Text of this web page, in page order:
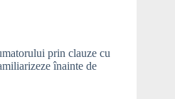
prin clauze cu
înainte de